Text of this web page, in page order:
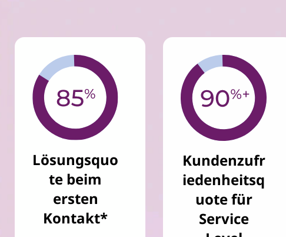
Lösungsquo
te beim
ersten
Kontakt*
Kundenzufr
iedenheitsq
uote für
Service